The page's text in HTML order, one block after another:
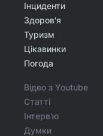
Інциденти
Здоров'я
Туризм
Цікавинки
Погода
Відео з Youtube
Статті
Інтерв'ю
Думки